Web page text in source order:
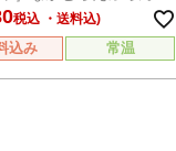
税込
込み 常温